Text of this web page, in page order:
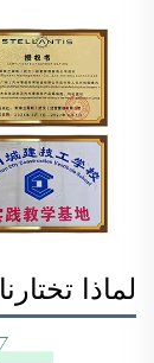
لماذا تختارنا